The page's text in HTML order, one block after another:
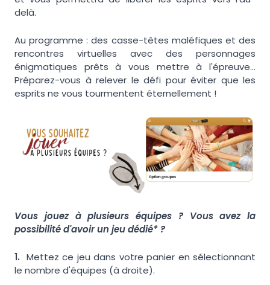
delà.
Au programme : des casse-têtes maléfiques et des
rencontres virtuelles avec des personnages
énigmatiques prêts à vous mettre à l'épreuve...
Préparez-vous à relever le défi pour éviter que les
esprits ne vous tourmentent éternellement !
Vous jouez à plusieurs équipes ? Vous avez la
possibilité d'avoir un jeu dédié* ?
1. Mettez ce jeu dans votre panier en sélectionnant
le nombre d'équipes (à droite).